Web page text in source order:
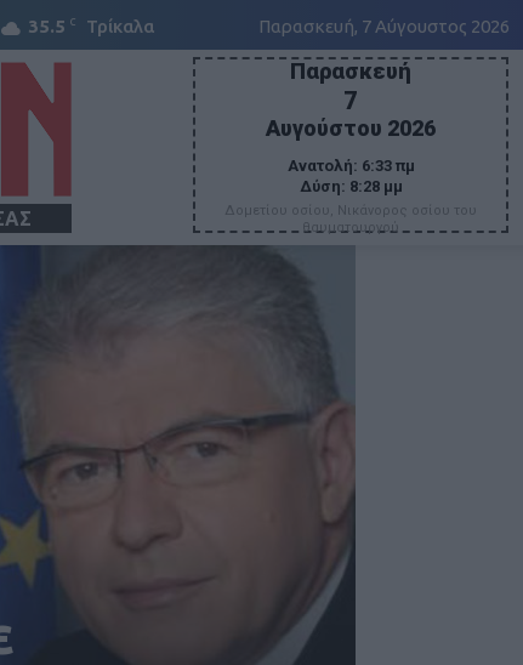
35.5 C Τρίκαλα Παρασκευή, 7 Αύγουστος 2026
Παρασκευή
7
Αυγούστου 2026
Ανατολή: 6:33 πμ
Δύση: 8:28 μμ
Δομετίου οσίου, Νικάνορος οσίου του
θαυματουργού